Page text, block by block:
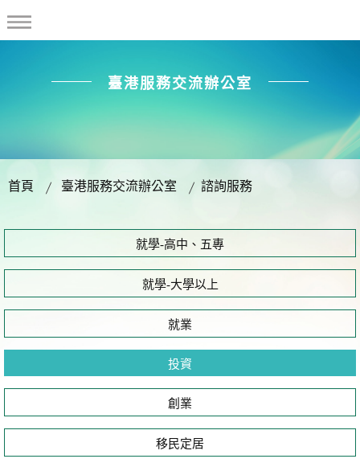
臺港服務交流辦公室
首頁 臺港服務交流辦公室 諮詢服務
就學-高中、五專
就學-大學以上
就業
投資
創業
移民定居